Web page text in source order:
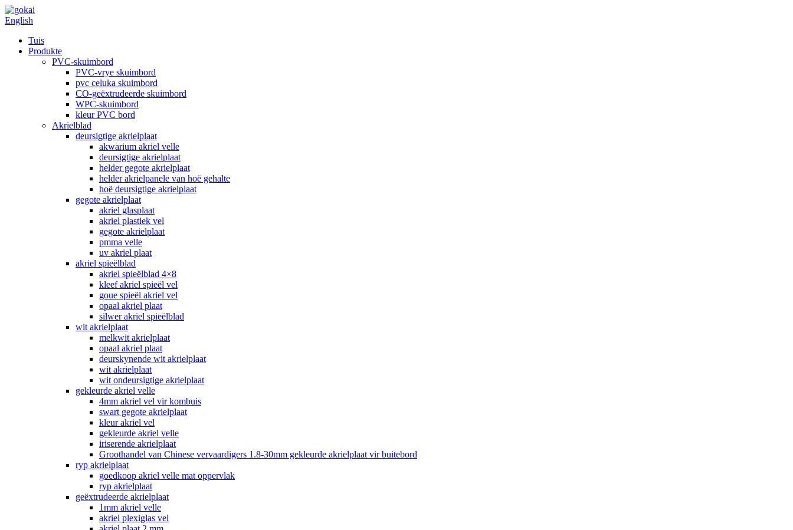
English
Tuis
Produkte
PVC-skuimbord
PVC-vrye skuimbord
pvc celuka skuimbord
CO-geëxtrudeerde skuimbord
WPC-skuimbord
kleur PVC bord
Akrielblad
deursigtige akrielplaat
akwarium akriel velle
deursigtige akrielplaat
helder gegote akrielplaat
helder akrielpanele van hoë gehalte
hoë deursigtige akrielplaat
gegote akrielplaat
akriel glasplaat
akriel plastiek vel
gegote akrielplaat
pmma velle
uv akriel plaat
akriel spieëlblad
akriel spieëlblad 4×8
kleef akriel spieël vel
goue spieël akriel vel
opaal akriel plaat
silwer akriel spieëlblad
wit akrielplaat
melkwit akrielplaat
opaal akriel plaat
deurskynende wit akrielplaat
wit akrielplaat
wit ondeursigtige akrielplaat
gekleurde akriel velle
4mm akriel vel vir kombuis
swart gegote akrielplaat
kleur akriel vel
gekleurde akriel velle
iriserende akrielplaat
Groothandel van Chinese vervaardigers 1.8-30mm gekleurde akrielplaat vir buitebord
ryp akrielplaat
goedkoop akriel velle mat oppervlak
ryp akrielplaat
geëxtrudeerde akrielplaat
1mm akriel velle
akriel plexiglas vel